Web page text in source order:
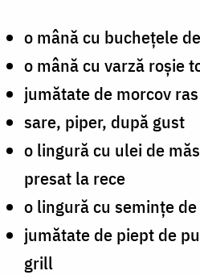
o mână cu buchețele
o mână cu varză roșie
jumătate de morcov
sare, piper, după gust
o lingură cu ulei de
presat la rece
o lingură cu semințe
jumătate de piept de
grill